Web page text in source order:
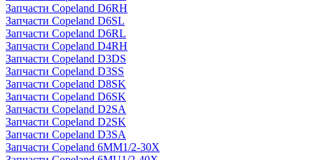
Запчасти Copeland D6RH
Запчасти Copeland D6SL
Запчасти Copeland D6RL
Запчасти Copeland D4RH
Запчасти Copeland D3DS
Запчасти Copeland D3SS
Запчасти Copeland D8SK
Запчасти Copeland D6SK
Запчасти Copeland D2SA
Запчасти Copeland D2SK
Запчасти Copeland D3SA
Запчасти Copeland 6MM1/2-30X